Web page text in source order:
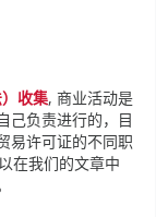
收集, 商业活动是
己负责进行的，目
易许可证的不同职
在我们的文章中